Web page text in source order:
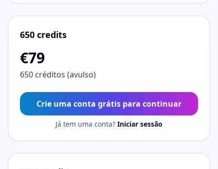
650 credits
€79
650 créditos (avulso)
Crie uma conta grátis para continuar
Já tem uma conta? Iniciar sessão